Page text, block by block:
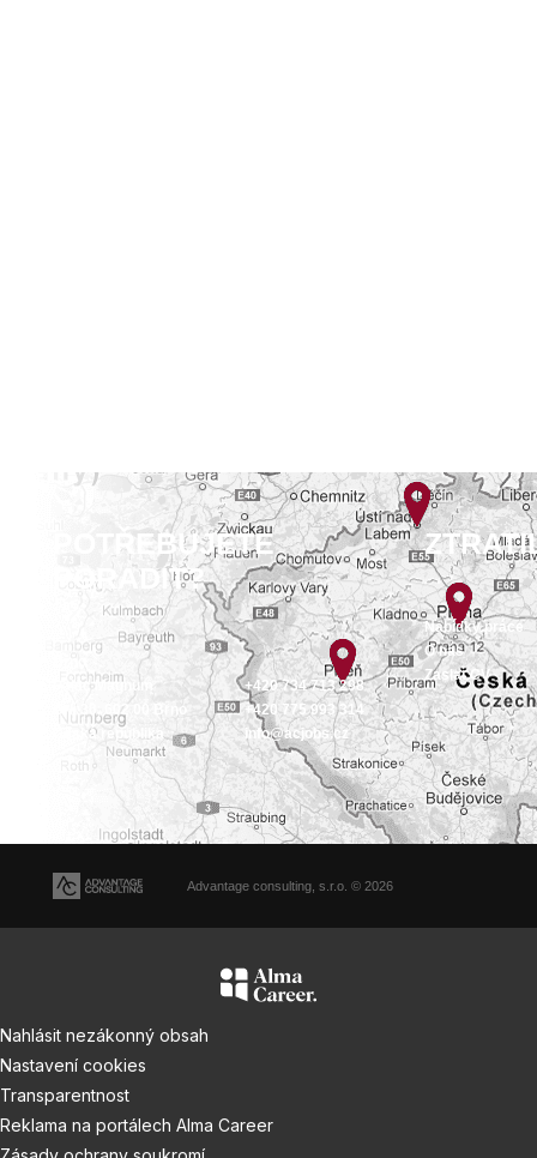
POTŘEBUJETE
PORADIT?
Palác Magnum
Orlí 36, 602 00 Brno
Česká republika
+420 734 713 298
+420 775 993 314
info@acjobs.cz
Nabídky práce
O nás
Zaslat CV
Advantage consulting, s.r.o. © 2026
Nahlásit nezákonný obsah
Nastavení cookies
Transparentnost
Reklama na portálech Alma Career